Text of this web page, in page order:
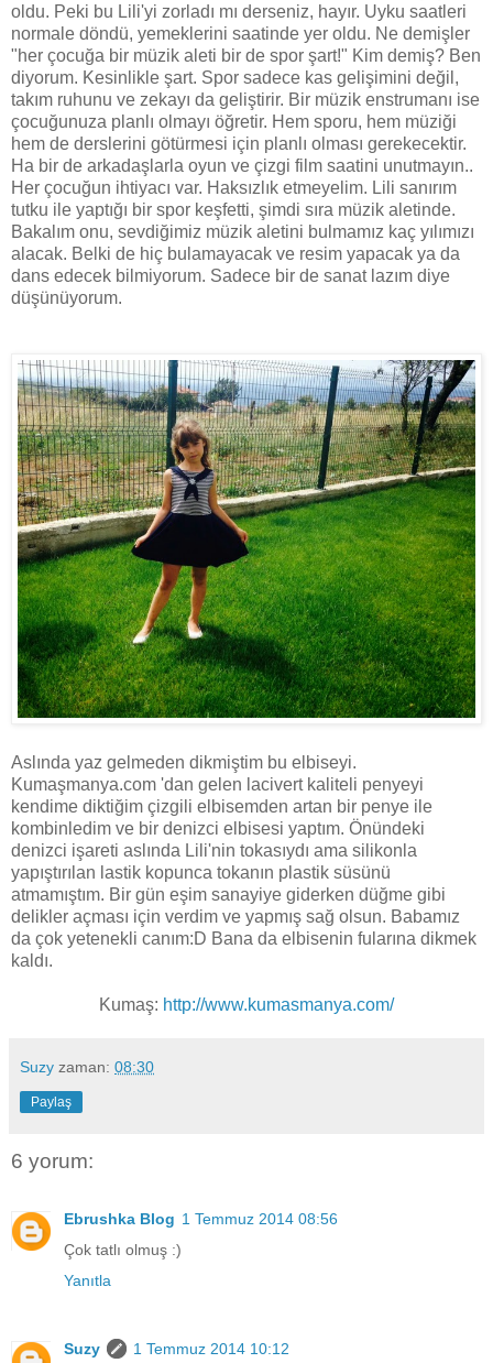
oldu. Peki bu Lili'yi zorladı mı derseniz, hayır. Uyku saatleri
normale döndü, yemeklerini saatinde yer oldu. Ne demişler
"her çocuğa bir müzik aleti bir de spor şart!" Kim demiş? Ben
diyorum. Kesinlikle şart. Spor sadece kas gelişimini değil,
takım ruhunu ve zekayı da geliştirir. Bir müzik enstrumanı ise
çocuğunuza planlı olmayı öğretir. Hem sporu, hem müziği
hem de derslerini götürmesi için planlı olması gerekecektir.
Ha bir de arkadaşlarla oyun ve çizgi film saatini unutmayın..
Her çocuğun ihtiyacı var. Haksızlık etmeyelim. Lili sanırım
tutku ile yaptığı bir spor keşfetti, şimdi sıra müzik aletinde.
Bakalım onu, sevdiğimiz müzik aletini bulmamız kaç yılımızı
alacak. Belki de hiç bulamayacak ve resim yapacak ya da
dans edecek bilmiyorum. Sadece bir de sanat lazım diye
düşünüyorum.
Aslında yaz gelmeden dikmiştim bu elbiseyi.
Kumaşmanya.com 'dan gelen lacivert kaliteli penyeyi
kendime diktiğim çizgili elbisemden artan bir penye ile
kombinledim ve bir denizci elbisesi yaptım. Önündeki
denizci işareti aslında Lili'nin tokasıydı ama silikonla
yapıştırılan lastik kopunca tokanın plastik süsünü
atmamıştım. Bir gün eşim sanayiye giderken düğme gibi
delikler açması için verdim ve yapmış sağ olsun. Babamız
da çok yetenekli canım:D Bana da elbisenin fularına dikmek
kaldı.
Kumaş: http://www.kumasmanya.com/
Suzy zaman: 08:30
Paylaş
6 yorum:
Ebrushka Blog 1 Temmuz 2014 08:56
Çok tatlı olmuş :)
Yanıtla
Suzy
1 Temmuz 2014 10:12